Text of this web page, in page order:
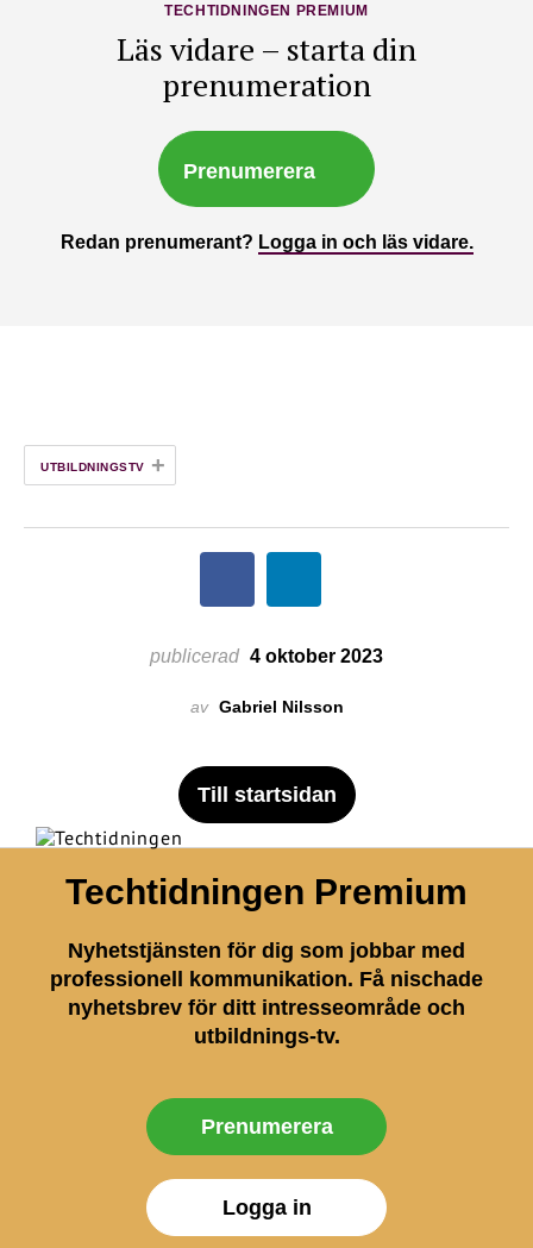
TECHTIDNINGEN PREMIUM
Läs vidare – starta din
prenumeration
Prenumerera
Redan prenumerant? Logga in och läs vidare.
UTBILDNINGSTV +
publicerad 4 oktober 2023
av Gabriel Nilsson
Till startsidan
Techtidningen Premium
Nyhetstjänsten för dig som jobbar med
professionell kommunikation. Få nischade
nyhetsbrev för ditt intresseområde och
utbildnings-tv.
Prenumerera
Logga in